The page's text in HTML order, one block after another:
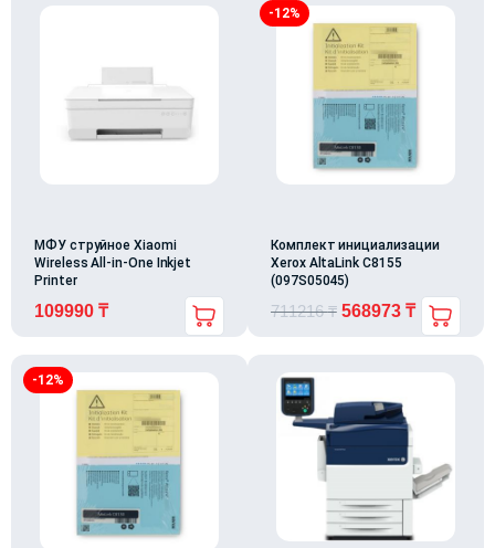
МФУ струйное Xiaomi
Wireless All-in-One Inkjet
Printer
109990 ₸
-12%
Комплект инициализации
Xerox AltaLink C8155
(097S05045)
711216₸ 568973 ₸
-12%